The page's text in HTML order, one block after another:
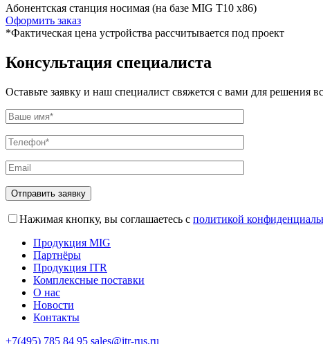
Абонентская станция носимая (на базе MIG T10 x86)
Оформить заказ
*Фактическая цена устройства рассчитывается под проект
Консультация специалиста
Оставьте заявку и наш специалист свяжется с вами для решения
Отправить заявку
Нажимая кнопку, вы соглашаетесь с политикой
Продукция MIG
Партнёры
Продукция ITR
Комплексные поставки
О нас
Новости
Контакты
+7(495) 785 84 95 sales@itr-rus.ru